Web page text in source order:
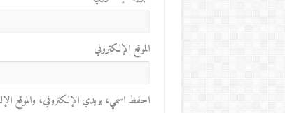
الموقع الإلكتروني
احفظ اسمي، بريدي الإلكتروني، والموقع